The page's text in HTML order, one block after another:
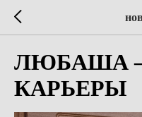
ЛЮБАША
КАРЬЕРЫ